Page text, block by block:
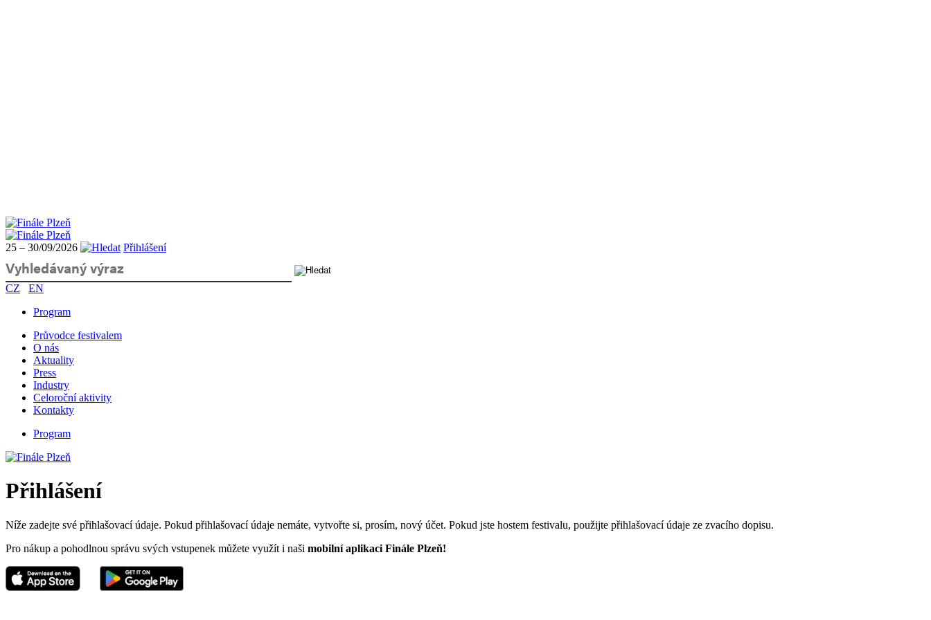
25 – 30/09/2026 Přihlášení
CZ
EN
Program
Průvodce festivalem
O nás
Aktuality
Press
Industry
Celoroční aktivity
Kontakty
Program
Přihlášení
Níže zadejte své přihlašovací údaje. Pokud přihlašovací údaje nemáte, vytvořte si, prosím, nový účet. Pokud jste hostem festivalu, použijte přihlašovací údaje ze zvacího dopisu.
Pro nákup a pohodlnou správu svých vstupenek můžete využít i naši mobilní aplikaci Finále Plzeň!